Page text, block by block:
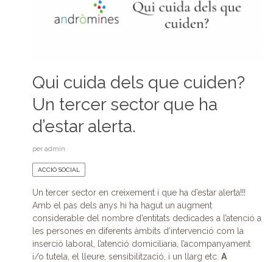
Qui cuida dels que cuiden?
Un tercer sector que ha
d’estar alerta.
per admin
ACCIÓ SOCIAL
Un tercer sector en creixement i que ha d’estar alerta!!!
Amb el pas dels anys hi ha hagut un augment
considerable del nombre d’entitats dedicades a l’atenció a
les persones en diferents àmbits d’intervenció com la
inserció laboral, l’atenció domiciliaria, l’acompanyament
i/o tutela, el lleure, sensibilització, i un llarg etc. A